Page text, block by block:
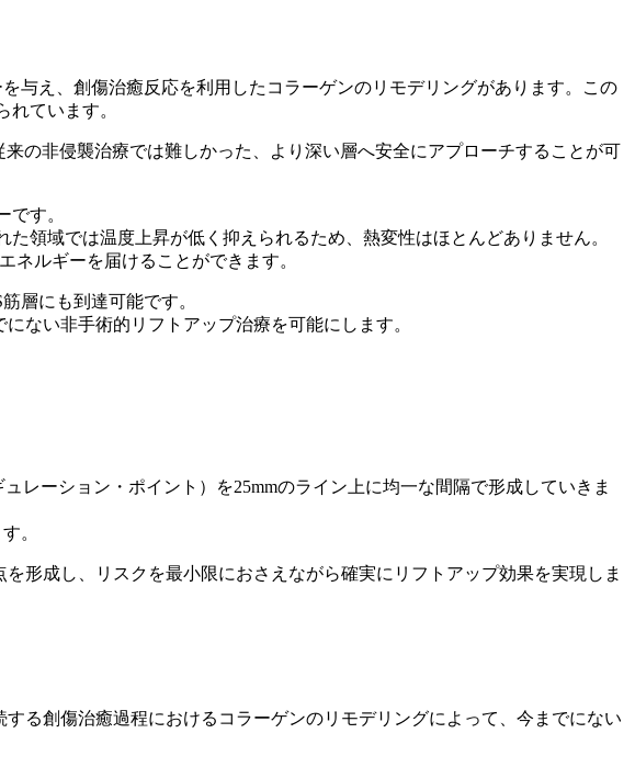
与え、創傷治癒反応を利用したコラーゲンのリモデリングがあります。この
ています。
来の非侵襲治療では難しかった、より深い層へ安全にアプローチすることが可
す。
領域では温度上昇が低く抑えられるため、熱変性はほとんどありません。
ネルギーを届けることができます。
層にも到達可能です。
ない非手術的リフトアップ治療を可能にします。
レーション・ポイント）を25mmのライン上に均一な間隔で形成していきま
。
形成し、リスクを最小限におさえながら確実にリフトアップ効果を実現しま
る創傷治癒過程におけるコラーゲンのリモデリングによって、今までにない